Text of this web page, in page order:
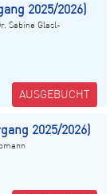
2025/2026)
Sabine Glasl-
AUSGEBUCHT
2025/2026)